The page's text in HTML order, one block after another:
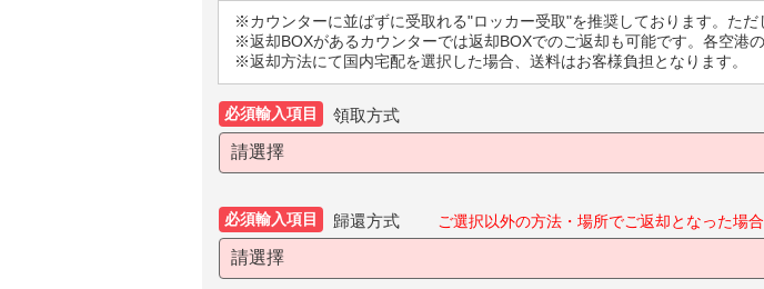
※カウンターに並ばずに受取れる"ロッカー受取"を推奨しております。ただ
※返却BOXがあるカウンターでは返却BOXでのご返却も可能です。各空港
※返却方法にて国内宅配を選択した場合、送料はお客様負担となります。
必須輸入項目
領取方式
請選擇
必須輸入項目 歸還方式 ご選択以外の方法・場所でご返却となった場合
請選擇